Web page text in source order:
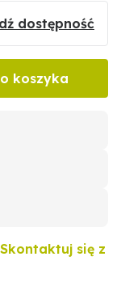
dostępność
koszyka
Skontaktuj się z